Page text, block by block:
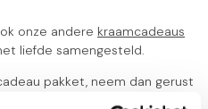
onze andere kraamcadeaus
liefde samengesteld.
pakket, neem dan gerust